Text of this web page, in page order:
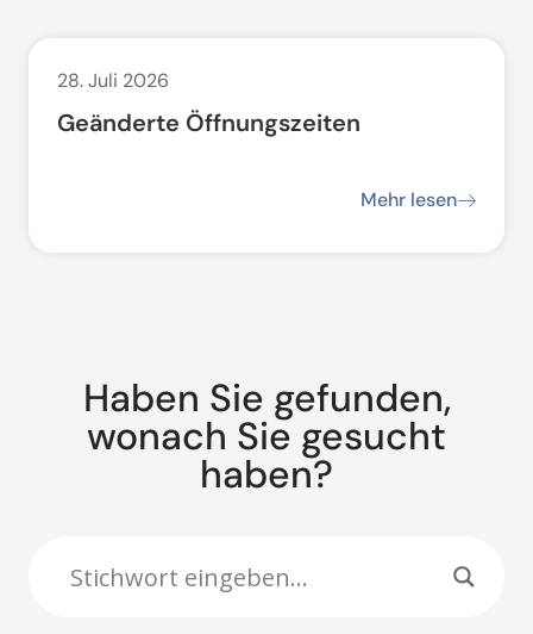
28. Juli 2026
Geänderte Öffnungszeiten
Mehr lesen
Haben Sie gefunden,
wonach Sie gesucht
haben?